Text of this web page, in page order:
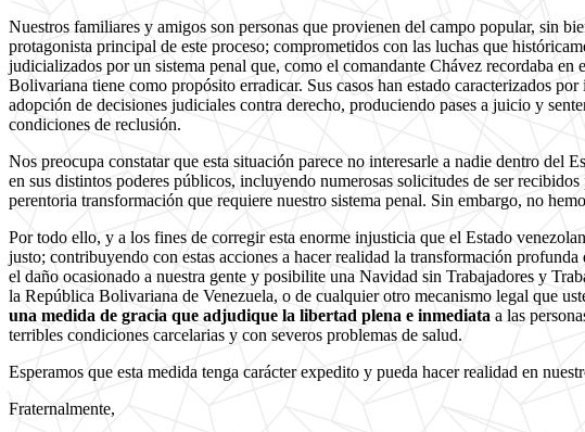
Nuestros familiares y amigos son personas que provienen del campo popular, sin
protagonista principal de este proceso; comprometidos con las luchas que
judicializados por un sistema penal que, como el comandante Chávez recordaba
Bolivariana tiene como propósito erradicar. Sus casos han estado caracterizados
adopción de decisiones judiciales contra derecho, produciendo pases a juicio y
condiciones de reclusión.
Nos preocupa constatar que esta situación parece no interesarle a nadie dentro del
en sus distintos poderes públicos, incluyendo numerosas solicitudes de ser
perentoria transformación que requiere nuestro sistema penal. Sin embargo, no
Por todo ello, y a los fines de corregir esta enorme injusticia que el Estado
justo; contribuyendo con estas acciones a hacer realidad la transformación
el daño ocasionado a nuestra gente y posibilite una Navidad sin Trabajadores y
la República Bolivariana de Venezuela, o de cualquier otro mecanismo legal que
una medida de gracia que adjudique la libertad plena e inmediata a las
terribles condiciones carcelarias y con severos problemas de salud.
Esperamos que esta medida tenga carácter expedito y pueda hacer realidad en
Fraternalmente,